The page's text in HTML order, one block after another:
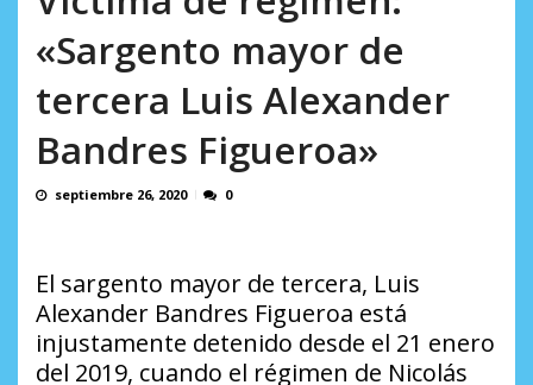
«Sargento mayor de
tercera Luis Alexander
Bandres Figueroa»
septiembre 26, 2020 0
El sargento mayor de tercera, Luis
Alexander Bandres Figueroa está
injustamente detenido desde el 21 enero
del 2019, cuando el régimen de Nicolás